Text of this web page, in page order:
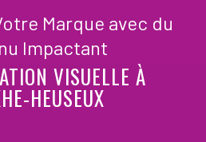
Marque avec du
Impactant
VISUELLE À
HEUSEUX